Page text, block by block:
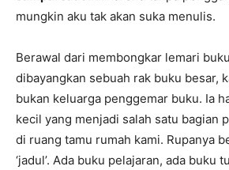
mungkin aku tak akan suka menulis.
Berawal dari membongkar lemari
dibayangkan sebuah rak buku besar,
bukan keluarga penggemar buku. Ia
kecil yang menjadi salah satu bagian
di ruang tamu rumah kami. Rupanya
‘jadul’. Ada buku pelajaran, ada buku